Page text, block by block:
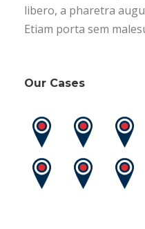
libero, a pharetra
Etiam porta sem
Our Cases